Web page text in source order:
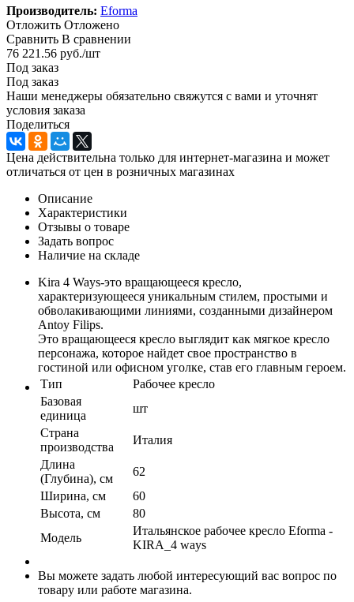
Производитель: Eforma
Отложить Отложено
Сравнить В сравнении
76 221.56 руб./шт
Под заказ
Под заказ
Наши менеджеры обязательно свяжутся с вами и уточнят
условия заказа
Поделиться
Цена действительна только для интернет-магазина и может
отличаться от цен в розничных магазинах
Описание
Характеристики
Отзывы о товаре
Задать вопрос
Наличие на складе
Kira 4 Ways-это вращающееся кресло,
характеризующееся уникальным стилем, простыми и
обволакивающими линиями, созданными дизайнером
Antoy Filips.
Это вращающееся кресло выглядит как мягкое кресло
персонажа, которое найдет свое пространство в
гостиной или офисном уголке, став его главным героем.
Тип
Рабочее кресло
Базовая
единица
шт
Страна
производства
Италия
Длина
(Глубина), см
62
Ширина, см
60
Высота, см
80
Модель
Итальянское рабочее кресло Eforma -
KIRA_4 ways
Вы можете задать любой интересующий вас вопрос по
товару или работе магазина.